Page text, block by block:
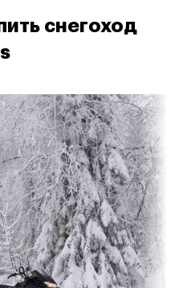
снегоход